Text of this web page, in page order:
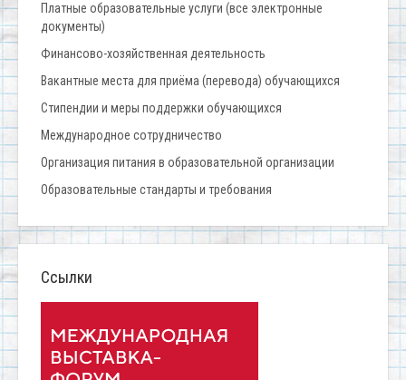
Платные образовательные услуги (все электронные
документы)
Финансово-хозяйственная деятельность
Вакантные места для приёма (перевода) обучающихся
Стипендии и меры поддержки обучающихся
Международное сотрудничество
Организация питания в образовательной организации
Образовательные стандарты и требования
Ссылки